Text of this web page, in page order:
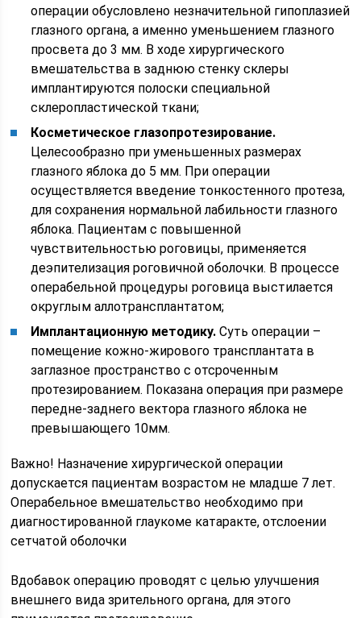
операции обусловлено незначительной гипоплазией
глазного органа, а именно уменьшением глазного
просвета до 3 мм. В ходе хирургического
вмешательства в заднюю стенку склеры
имплантируются полоски специальной
склеропластической ткани;
Косметическое глазопротезирование.
Целесообразно при уменьшенных размерах
глазного яблока до 5 мм. При операции
осуществляется введение тонкостенного протеза,
для сохранения нормальной лабильности глазного
яблока. Пациентам с повышенной
чувствительностью роговицы, применяется
деэпителизация роговичной оболочки. В процессе
операбельной процедуры роговица выстилается
округлым аллотрансплантатом;
Имплантационную методику. Суть операции –
помещение кожно-жирового трансплантата в
заглазное пространство с отсроченным
протезированием. Показана операция при размере
передне-заднего вектора глазного яблока не
превышающего 10мм.
Важно! Назначение хирургической операции
допускается пациентам возрастом не младше 7 лет.
Операбельное вмешательство необходимо при
диагностированной глаукоме катаракте, отслоении
сетчатой оболочки
Вдобавок операцию проводят с целью улучшения
внешнего вида зрительного органа, для этого